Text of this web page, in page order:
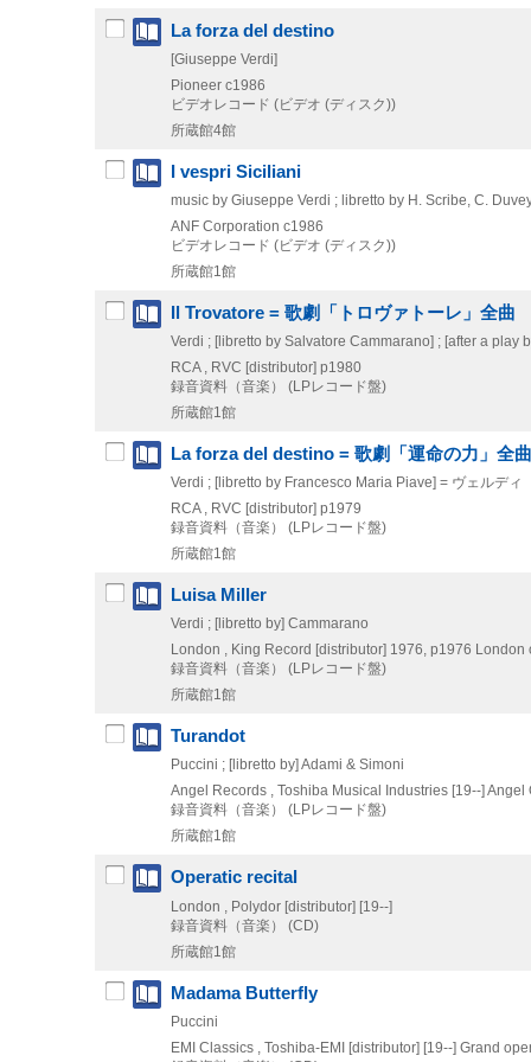
La forza del destino
[Giuseppe Verdi]
Pioneer c1986
ビデオレコード (ビデオ (ディスク))
所蔵館4館
I vespri Siciliani
music by Giuseppe Verdi ; libretto by H. Scribe, C.
ANF Corporation c1986
ビデオレコード (ビデオ (ディスク))
所蔵館1館
Il Trovatore = 歌劇「トロヴァトーレ」全曲
Verdi ; [libretto by Salvatore Cammarano] ; [after a play
RCA , RVC [distributor] p1980
録音資料（音楽） (LPレコード盤)
所蔵館1館
La forza del destino = 歌劇「運命の力」全曲
Verdi ; [libretto by Francesco Maria Piave] = ヴェルディ
RCA , RVC [distributor] p1979
録音資料（音楽） (LPレコード盤)
所蔵館1館
Luisa Miller
Verdi ; [libretto by] Cammarano
London , King Record [distributor] 1976, p1976 London
録音資料（音楽） (LPレコード盤)
所蔵館1館
Turandot
Puccini ; [libretto by] Adami & Simoni
Angel Records , Toshiba Musical Industries [19--]Angel
録音資料（音楽） (LPレコード盤)
所蔵館1館
Operatic recital
London , Polydor [distributor] [19--]
録音資料（音楽） (CD)
所蔵館1館
Madama Butterfly
Puccini
EMI Classics , Toshiba-EMI [distributor] [19--] Grand